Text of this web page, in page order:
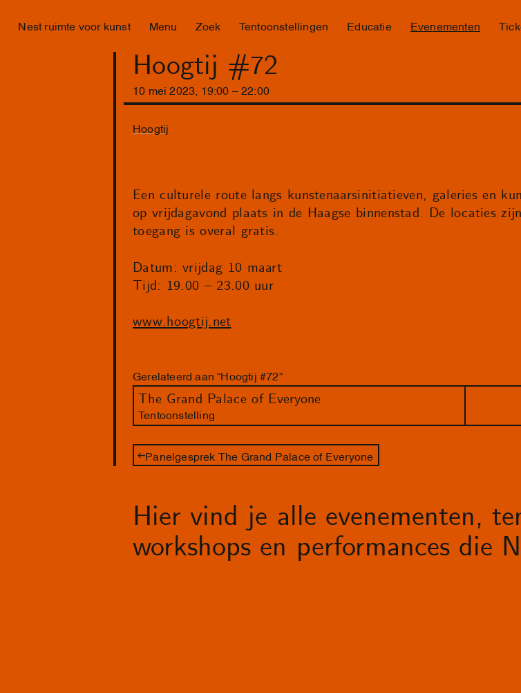
Nest ruimte voor kunst Menu Zoek Tentoonstellingen Educatie Evenementen
Hoogtij #72
10 mei 2023 19:00 –22 : 00
Hoogtij
Een culturele route langs kunstenaarsinitiatieven, galeries en
op vrijdagavond plaats in de Haagse binnenstad. De locaties
toegang is overal gratis.
Datum: vrijdag 10 maart
Tijd: 19.00 – 23.00 uur
www.hoogtij.net
Gerelateerd aan “Hoogtij #72”
The Grand Palace of Everyone
Tentoonstelling
Panelgesprek The Grand Palace of Everyone
Hier vind je alle evenementen,
workshops en performances die